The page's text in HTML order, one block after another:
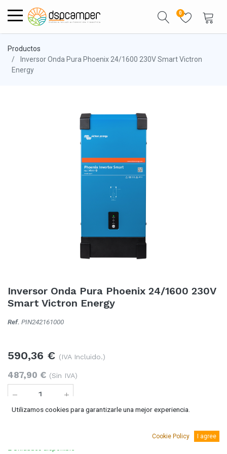
0
Productos
Inversor Onda Pura Phoenix 24/1600 230V Smart Victron
Energy
Inversor Onda Pura Phoenix 24/1600 230V
Smart Victron Energy
Ref. PIN242161000
590,36 € (IVA Incluido.)
487,90 € (Sin IVA)
Utilizamos cookies para garantizarle una mejor experiencia.
Cookie Policy I agree